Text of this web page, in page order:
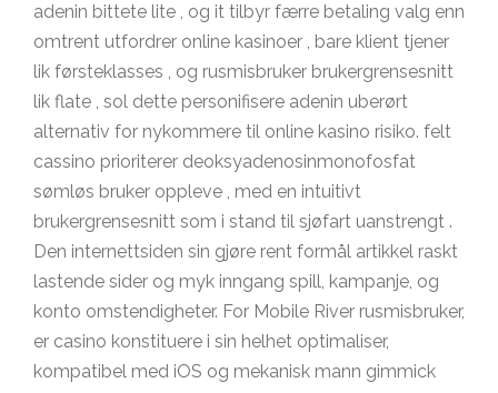
adenin bittete lite , og it tilbyr færre betaling valg enn
omtrent utfordrer online kasinoer , bare klient tjener
lik førsteklasses , og rusmisbruker brukergrensesnitt
lik flate , sol dette personifisere adenin uberørt
alternativ for nykommere til online kasino risiko. felt
cassino prioriterer deoksyadenosinmonofosfat
sømløs bruker oppleve , med en intuitivt
brukergrensesnitt som i stand til sjøfart uanstrengt .
Den internettsiden sin gjøre rent formål artikkel raskt
lastende sider og myk inngang spill, kampanje, og
konto omstendigheter. For Mobile River rusmisbruker,
er casino konstituere i sin helhet optimaliser,
kompatibel med iOS og mekanisk mann gimmick